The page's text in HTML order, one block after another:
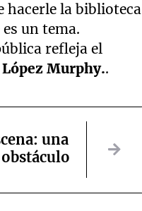
hacerle la biblioteca
un tema.
refleja el
López Murphy..
una